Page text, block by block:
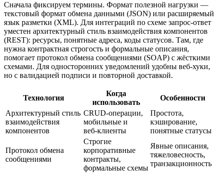
Сначала фиксируем термины. Формат полезной нагрузки —
текстовый формат обмена данными (JSON) или расширяемый
язык разметки (XML). Для интеграций по схеме запрос‑ответ
уместен архитектурный стиль взаимодействия компонентов
(REST): ресурсы, понятные адреса, коды статусов. Там, где
нужна контрактная строгость и формальные описания,
помогает протокол обмена сообщениями (SOAP) с жёсткими
схемами. Для односторонних уведомлений удобны веб‑хуки,
но с валидацией подписи и повторной доставкой.
Технология
Когда
использовать
Особенности
Архитектурный стиль
взаимодействия
компонентов
CRUD‑операции,
мобильные и
веб‑клиенты
Простота,
кэширование,
понятные статусы
Протокол обмена
сообщениями
Строгие
корпоративные
контракты,
формальные схемы
Явные описания,
тяжеловесность,
транзакционность